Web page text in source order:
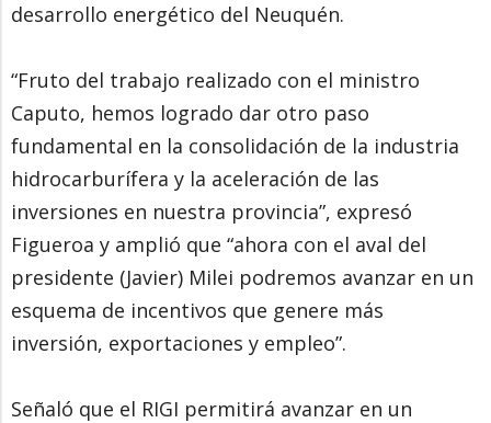
desarrollo energético del Neuquén.
“Fruto del trabajo realizado con el ministro
Caputo, hemos logrado dar otro paso
fundamental en la consolidación de la industria
hidrocarburífera y la aceleración de las
inversiones en nuestra provincia”, expresó
Figueroa y amplió que “ahora con el aval del
presidente (Javier) Milei podremos avanzar en un
esquema de incentivos que genere más
inversión, exportaciones y empleo”.
Señaló que el RIGI permitirá avanzar en un